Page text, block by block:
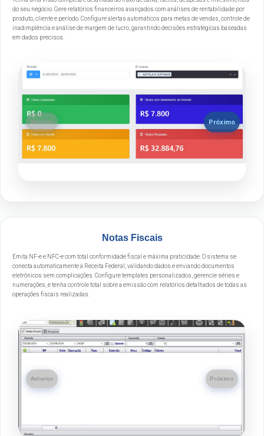
do seu negócio. Gere relatórios financeiros avançados com análises de rentabilidade por
produto, cliente e período. Configure alertas automáticos para metas de vendas, controle de
inadimplência e análise de margem de lucro, garantindo decisões estratégicas baseadas
em dados precisos.
Anterior Próximo
Notas Fiscais
Emita NF-e e NFC-e com total conformidade fiscal e máxima praticidade. O sistema se
conecta automaticamente à Receita Federal, validando dados e enviando documentos
eletrônicos sem complicações. Configure templates personalizados, gerencie séries e
numerações, e tenha controle total sobre a emissão com relatórios detalhados de todas as
operações fiscais realizadas.
Anterior Próximo